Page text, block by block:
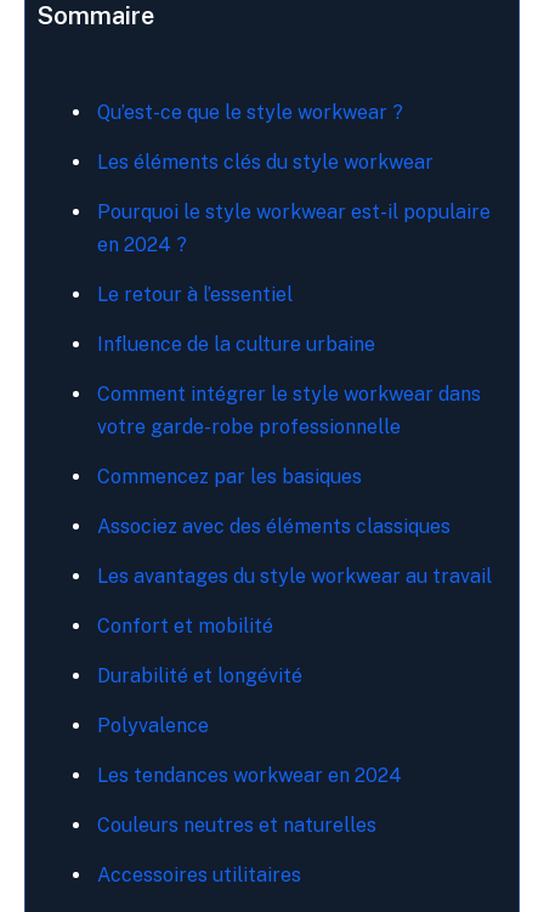
Sommaire
Qu’est-ce que le style workwear ?
Les éléments clés du style workwear
Pourquoi le style workwear est-il populaire
en 2024 ?
Le retour à l’essentiel
Influence de la culture urbaine
Comment intégrer le style workwear dans
votre garde-robe professionnelle
Commencez par les basiques
Associez avec des éléments classiques
Les avantages du style workwear au travail
Confort et mobilité
Durabilité et longévité
Polyvalence
Les tendances workwear en 2024
Couleurs neutres et naturelles
Accessoires utilitaires